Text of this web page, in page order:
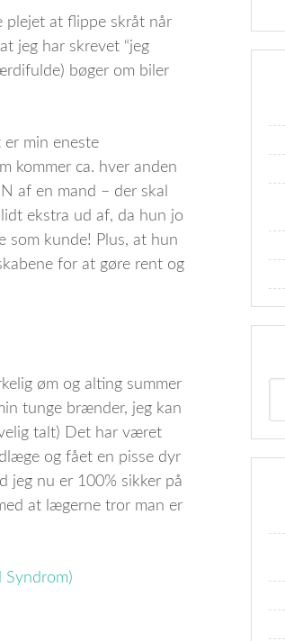
plejet at flippe skråt når
jeg har skrevet “jeg
bøger om biler
er min eneste
kommer ca. hver anden
af en mand – der skal
ekstra ud af, da hun jo
som kunde! Plus, at hun
for at gøre rent og
øm og alting summer
tunge brænder, jeg kan
talt) Det har været
og fået en pisse dyr
jeg nu er 100% sikker på
at lægerne tror man er